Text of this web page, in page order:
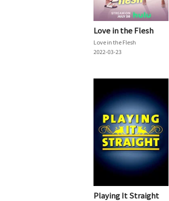
Love in the Flesh
Love in the Flesh
2022-03-23
Playing It Straight